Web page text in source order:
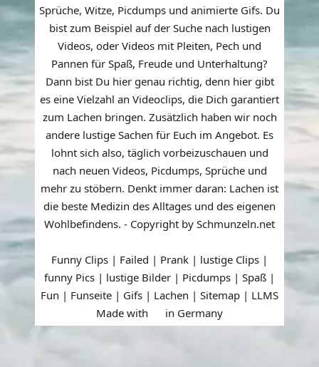
Sprüche, Witze, Picdumps und animierte Gifs. Du
bist zum Beispiel auf der Suche nach lustigen
Videos, oder Videos mit Pleiten, Pech und
Pannen für Spaß, Freude und Unterhaltung?
Dann bist Du hier genau richtig, denn hier gibt
es eine Vielzahl an Videoclips, die Dich garantiert
zum Lachen bringen. Zusätzlich haben wir noch
andere lustige Sachen für Euch im Angebot. Es
lohnt sich also, täglich vorbeizuschauen und
nach neuen Videos, Picdumps, Sprüche und
mehr zu stöbern. Denkt immer daran: Lachen ist
die beste Medizin des Alltages und des eigenen
Wohlbefindens. - Copyright by Schmunzeln.net
Funny Clips | Failed | Prank | lustige Clips |
funny Pics | lustige Bilder | Picdumps | Spaß |
Fun | Funseite | Gifs | Lachen | Sitemap | LLMS
Made with
in Germany